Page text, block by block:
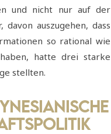
und nicht nur auf der
auszugehen, dass
so rational wie
hatte drei starke
stellten.